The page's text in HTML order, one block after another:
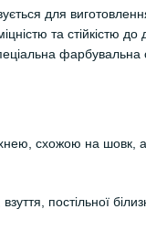
для
та стійкістю
фарбувальна
схожою на шовк,
постільної